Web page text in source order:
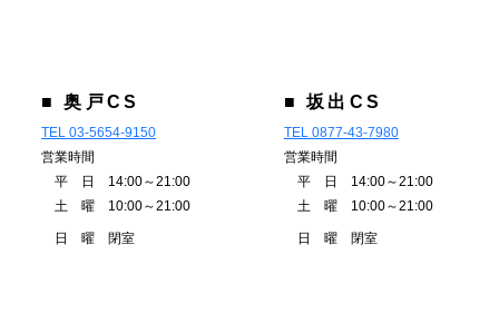
■ 奥戸CS
TEL 03-5654-9150
営業時間
平 日 14:00～21:00
土 曜 10:00～21:00
日 曜 閉室
■ 坂出CS
TEL 0877-43-7980
営業時間
平 日 14:00～21:00
土 曜 10:00～21:00
日 曜 閉室